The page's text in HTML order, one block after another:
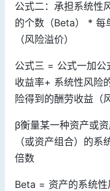
公式二：承担系统性
的个数（Beta） * 每
（风险溢价）
公式三 = 公式一加
收益率+ 系统性风险
险得到的酬劳收益（
β衡量某一种资产或
（或资产组合）的
倍数
Beta = 资产的系统